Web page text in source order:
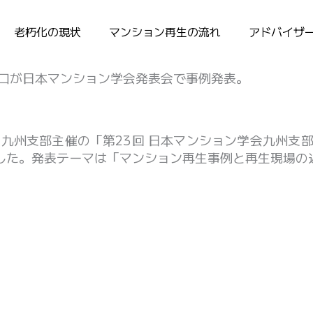
老朽化の現状 マンション再生の流れ アドバイザ
が日本マンション学会発表会で事例発表。
州支部主催の「第23回 日本マンション学会九州支
。発表テーマは「マンション再生事例と再生現場